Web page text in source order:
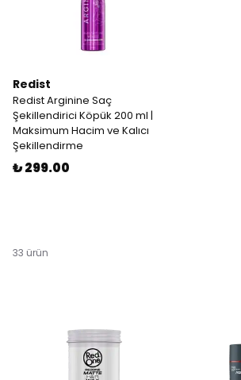
Redist
Redist Arginine Saç
Şekillendirici Köpük 200 ml |
Maksimum Hacim ve Kalıcı
Şekillendirme
₺ 299.00
33 ürün